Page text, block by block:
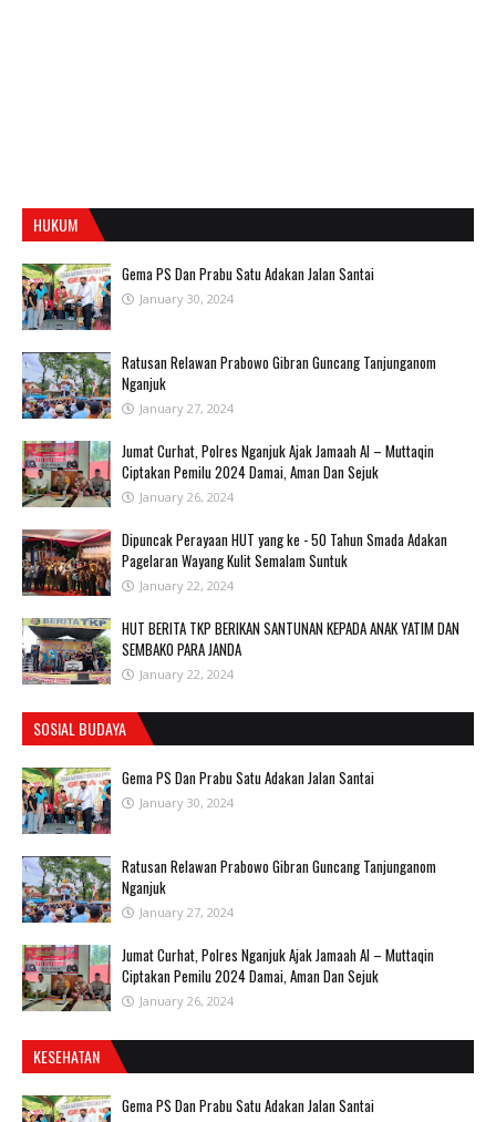
HUKUM
Gema PS Dan Prabu Satu Adakan Jalan Santai
January 30, 2024
Ratusan Relawan Prabowo Gibran Guncang Tanjunganom
Nganjuk
January 27, 2024
Jumat Curhat, Polres Nganjuk Ajak Jamaah Al – Muttaqin
Ciptakan Pemilu 2024 Damai, Aman Dan Sejuk
January 26, 2024
Dipuncak Perayaan HUT yang ke - 50 Tahun Smada Adakan
Pagelaran Wayang Kulit Semalam Suntuk
January 22, 2024
HUT BERITA TKP BERIKAN SANTUNAN KEPADA ANAK YATIM DAN
SEMBAKO PARA JANDA
January 22, 2024
SOSIAL BUDAYA
Gema PS Dan Prabu Satu Adakan Jalan Santai
January 30, 2024
Ratusan Relawan Prabowo Gibran Guncang Tanjunganom
Nganjuk
January 27, 2024
Jumat Curhat, Polres Nganjuk Ajak Jamaah Al – Muttaqin
Ciptakan Pemilu 2024 Damai, Aman Dan Sejuk
January 26, 2024
KESEHATAN
Gema PS Dan Prabu Satu Adakan Jalan Santai